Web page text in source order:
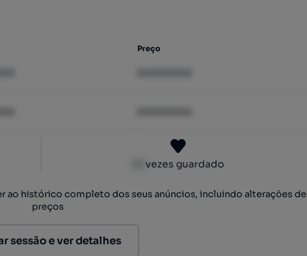
Preço
vezes guardado
ao histórico completo dos seus anúncios, incluindo alterações de
preços
sessão e ver detalhes